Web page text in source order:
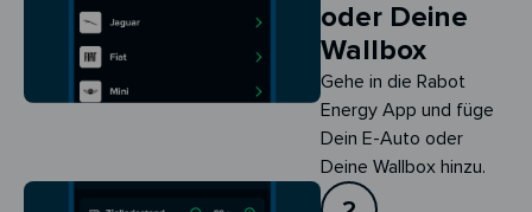
oder Deine
Wallbox
Gehe in die Rabot
Energy App und füge
Dein E-Auto oder
Deine Wallbox hinzu.